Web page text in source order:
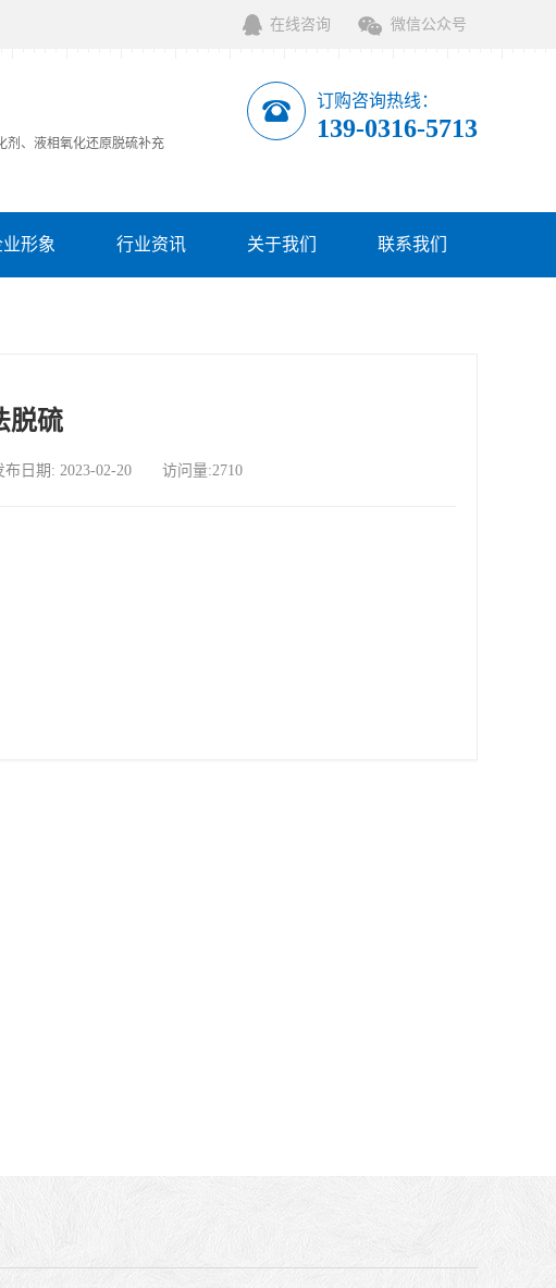
在线咨询 微信公众号
剂、液相氧化还原脱硫补充
订购咨询热线：
139-0316-5713
形象 行业资讯 关于我们 联系我们
脱硫
日期: 2023-02-20 访问量:2710